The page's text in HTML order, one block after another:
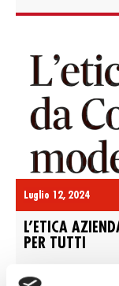
Luglio 12, 2024
L’ETICA
PER TUTTI